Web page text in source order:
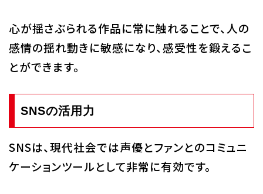
心が揺さぶられる作品に常に触れることで、人の
感情の揺れ動きに敏感になり、感受性を鍛えるこ
とができます。
SNSの活用力
SNSは、現代社会では声優とファンとのコミュニ
ケーションツールとして非常に有効です。